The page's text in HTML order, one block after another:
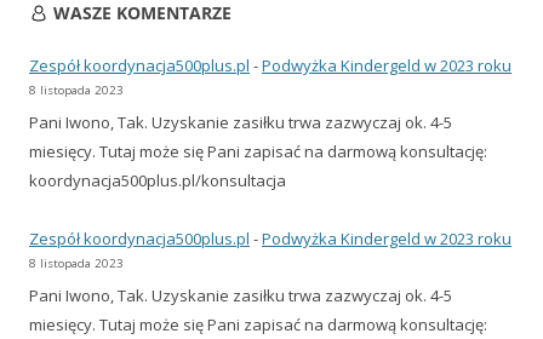
WASZE KOMENTARZE
Zespół koordynacja500plus.pl -Podwyżka Kindergeld w 2023 roku
8 listopada 2023
Pani Iwono, Tak. Uzyskanie zasiłku trwa zazwyczaj ok. 4-5
miesięcy. Tutaj może się Pani zapisać na darmową konsultację:
koordynacja500plus.pl/konsultacja
Zespół koordynacja500plus.pl -Podwyżka Kindergeld w 2023 roku
8 listopada 2023
Pani Iwono, Tak. Uzyskanie zasiłku trwa zazwyczaj ok. 4-5
miesięcy. Tutaj może się Pani zapisać na darmową konsultację: